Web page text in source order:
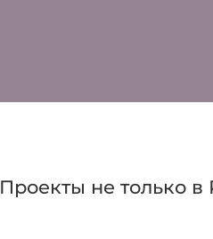
Проекты не только в